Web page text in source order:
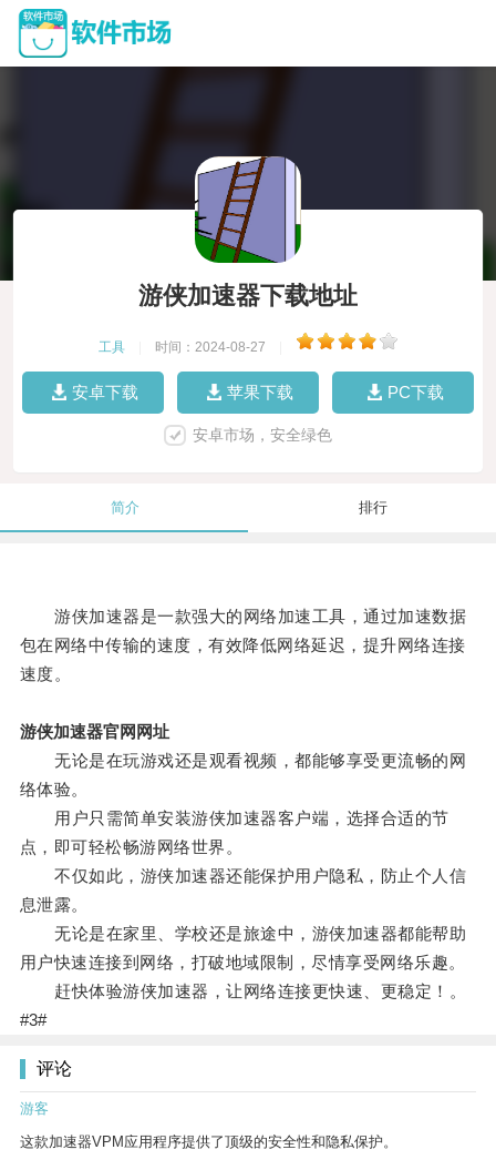
游侠加速器下载地址
工具 时间：2024-08-27
安卓下载 苹果下载 PC下载
安卓市场，安全绿色
简介 排行
游侠加速器是一款强大的网络加速工具，通过加速数据
包在网络中传输的速度，有效降低网络延迟，提升网络连接
速度。
游侠加速器官网网址
无论是在玩游戏还是观看视频，都能够享受更流畅的网
络体验。
用户只需简单安装游侠加速器客户端，选择合适的节
点，即可轻松畅游网络世界。
不仅如此，游侠加速器还能保护用户隐私，防止个人信
息泄露。
无论是在家里、学校还是旅途中，游侠加速器都能帮助
用户快速连接到网络，打破地域限制，尽情享受网络乐趣。
赶快体验游侠加速器，让网络连接更快速、更稳定！。
#3#
评论
游客
这款加速器VPM应用程序提供了顶级的安全性和隐私保护。